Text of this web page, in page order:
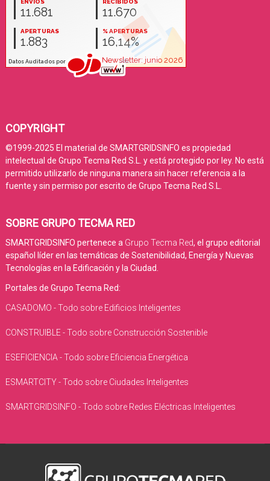
COPYRIGHT
©1999-2025 El material de SMARTGRIDSINFO es propiedad
intelectual de Grupo Tecma Red S.L. y está protegido por ley. No está
permitido utilizarlo de ninguna manera sin hacer referencia a la
fuente y sin permiso por escrito de Grupo Tecma Red S.L.
SOBRE GRUPO TECMA RED
SMARTGRIDSINFO pertenece a Grupo Tecma Red, el grupo editorial
español líder en las temáticas de Sostenibilidad, Energía y Nuevas
Tecnologías en la Edificación y la Ciudad.
Portales de Grupo Tecma Red:
CASADOMO - Todo sobre Edificios Inteligentes
CONSTRUIBLE - Todo sobre Construcción Sostenible
ESEFICIENCIA - Todo sobre Eficiencia Energética
ESMARTCITY - Todo sobre Ciudades Inteligentes
SMARTGRIDSINFO - Todo sobre Redes Eléctricas Inteligentes